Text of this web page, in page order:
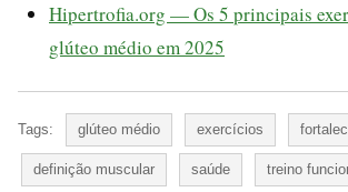
Hipertrofia.org — Os 5 principais
glúteo médio em 2025
Tags: glúteo médio exercícios
definição muscular saúde treino